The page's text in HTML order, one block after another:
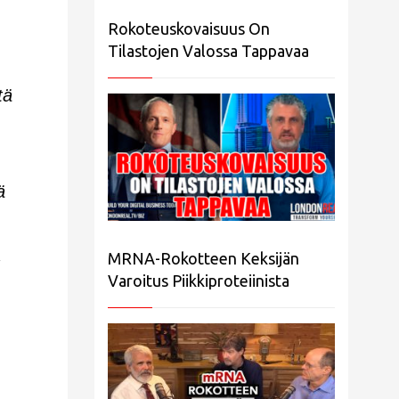
Rokoteuskovaisuus On
Tilastojen Valossa Tappavaa
MRNA-Rokotteen Keksijän
Varoitus Piikkiproteiinista